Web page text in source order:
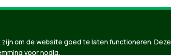
om de website goed te laten functioneren. Deze
voor nodig.